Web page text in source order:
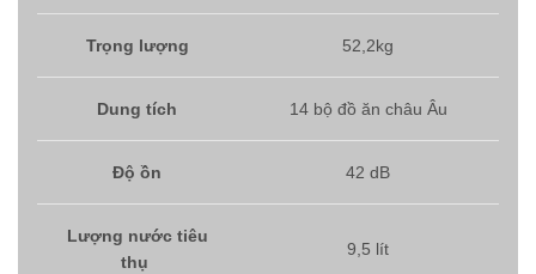
Trọng lượng 52,2kg
Dung tích 14 bộ đồ ăn châu Âu
Độ ồn 42 dB
Lượng nước tiêu
thụ
9,5 lít